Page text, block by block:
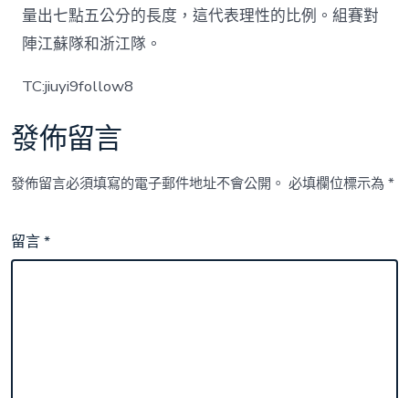
量出七點五公分的長度，這代表理性的比例。組賽對
陣江蘇隊和浙江隊。
TC:jiuyi9follow8
發佈留言
發佈留言必須填寫的電子郵件地址不會公開。 必填欄位標示為*
留言*